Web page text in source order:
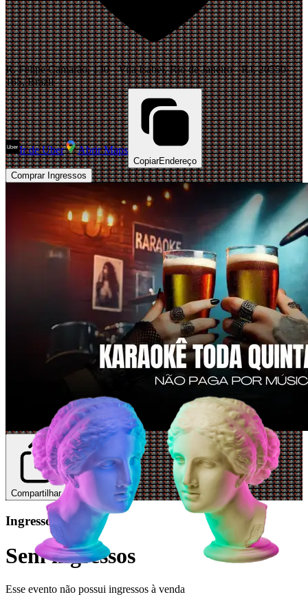
R. Felipe Camarão, 130 - Vila Isabel, Rio de Janeiro - RJ, 20550-
165, Brazil
Ir de Uber Abrir Maps
CopiarEndereço
Comprar Ingressos
Compartilhar
Ingressos
Sem ingressos
Esse evento não possui ingressos à venda